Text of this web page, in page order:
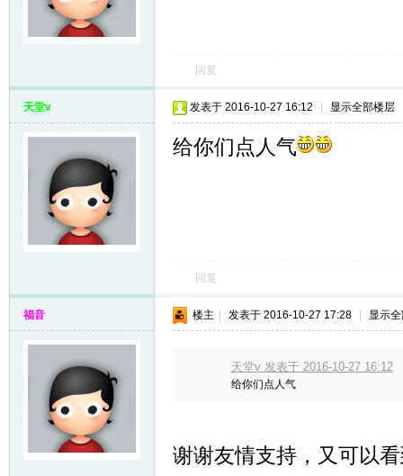
回复
天堂v 发表于 2016-10-27 16:12 显示全部楼层
给你们点人气
回复
福音 楼主 发表于 2016-10-27 17:28 显示
天堂v 发表于 2016-10-27 16:12
给你们点人气
谢谢友情支持，又可以